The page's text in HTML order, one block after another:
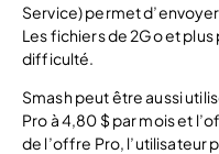
Service) permet
Les fichiers de 2Go et
difficulté.
Smash peut être aussi
Pro à 4,80 $ par mois et
de l’offre Pro, l’utilisateur